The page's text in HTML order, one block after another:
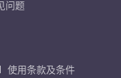
问题
使用条款及条件